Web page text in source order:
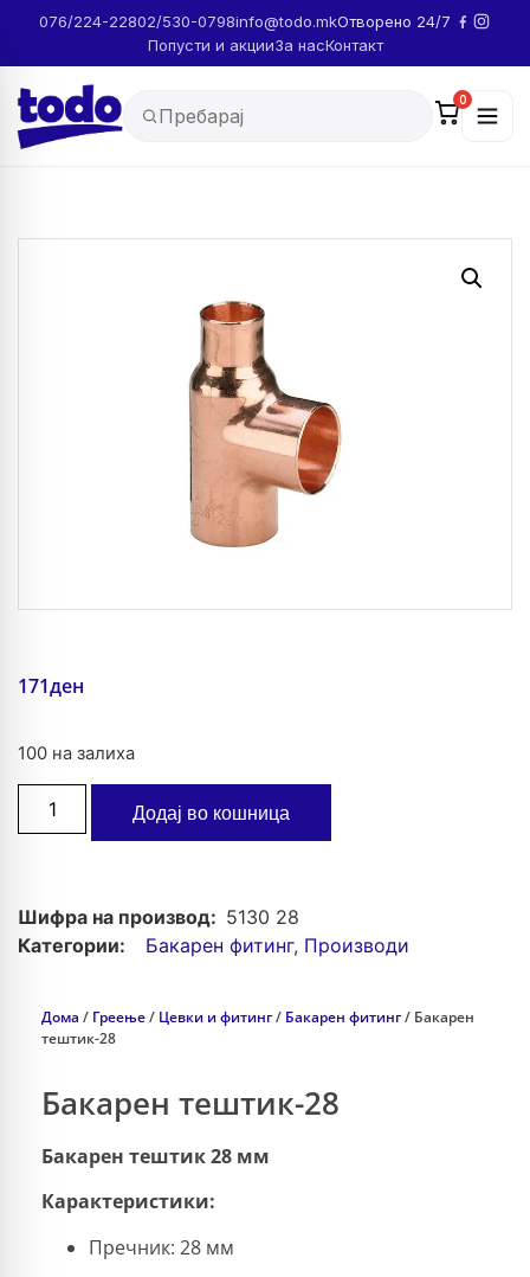
076/224-22802/530-0798info@todo.mkОтворено 24/7
Попусти и акцииЗа насКонтакт
0
171ден
100 на залиха
Додај во кошница
Шифра на производ: 5130 28
Категории:
Бакарен фитинг, Производи
Дома / Греење/ Цевки и фитинг/ Бакарен фитинг/ Бакарен
тештик-28
Бакарен тештик-28
Бакарен тештик 28 мм
Карактеристики:
Пречник: 28 мм